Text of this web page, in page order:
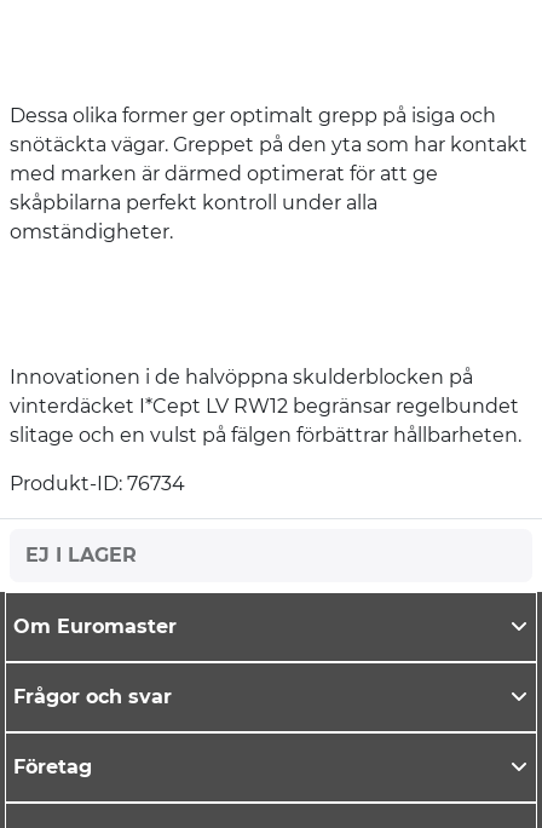
Dessa olika former ger optimalt grepp på isiga och
snötäckta vägar. Greppet på den yta som har kontakt
med marken är därmed optimerat för att ge
skåpbilarna perfekt kontroll under alla
omständigheter.
Innovationen i de halvöppna skulderblocken på
vinterdäcket I*Cept LV RW12 begränsar regelbundet
slitage och en vulst på fälgen förbättrar hållbarheten.
Produkt-ID: 76734
EJ I LAGER
Om Euromaster
Frågor och svar
Företag